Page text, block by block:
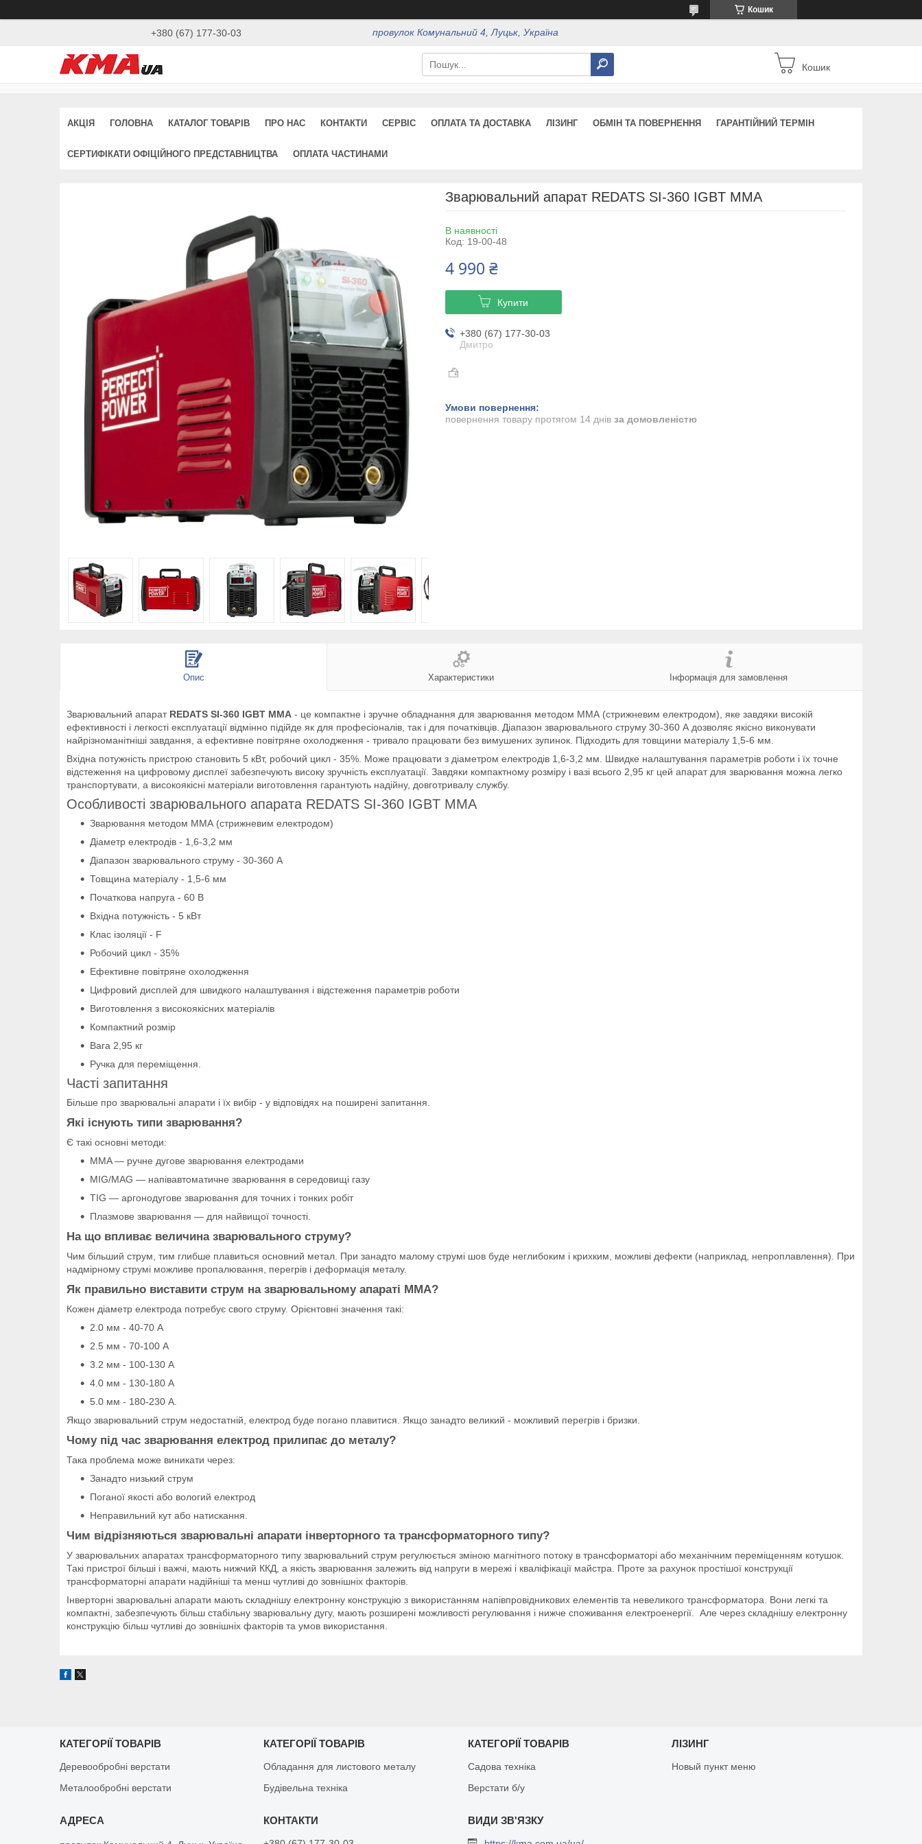
Кошик
+380 (67) 177-30-03 провулок Комунальний 4, Луцьк, Україна
Кошик
АКЦІЯ ГОЛОВНА КАТАЛОГ ТОВАРІВ ПРО НАС КОНТАКТИ СЕРВІС ОПЛАТА ТА ДОСТАВКА ЛІЗИНГ ОБМІН ТА ПОВЕРНЕННЯ ГАРАНТІЙНИЙ ТЕРМІН
СЕРТИФІКАТИ ОФІЦІЙНОГО ПРЕДСТАВНИЦТВА ОПЛАТА ЧАСТИНАМИ
Зварювальний апарат REDATS SI-360 IGBT ММА
В наявності
Код: 19-00-48
4 990 ₴
Купити
+380 (67) 177-30-03
Дмитро
повернення товару протягом 14 днів за домовленістю
Опис Характеристики Інформація для замовлення
Зварювальний апарат REDATS SI-360 IGBT ММА - це компактне і зручне обладнання для зварювання методом ММА (стрижневим електродом), яке завдяки високій
ефективності і легкості експлуатації відмінно підійде як для професіоналів, так і для початківців. Діапазон зварювального струму 30-360 А дозволяє якісно виконувати
найрізноманітніші завдання, а ефективне повітряне охолодження - тривало працювати без вимушених зупинок. Підходить для товщини матеріалу 1,5-6 мм.
Вхідна потужність пристрою становить 5 кВт, робочий цикл - 35%. Може працювати з діаметром електродів 1,6-3,2 мм. Швидке налаштування параметрів роботи і їх точне
відстеження на цифровому дисплеї забезпечують високу зручність експлуатації. Завдяки компактному розміру і вазі всього 2,95 кг цей апарат для зварювання можна легко
транспортувати, а високоякісні матеріали виготовлення гарантують надійну, довготривалу службу.
Особливості зварювального апарата REDATS SI-360 IGBT ММА
Зварювання методом ММА (стрижневим електродом)
Діаметр електродів - 1,6-3,2 мм
Діапазон зварювального струму - 30-360 А
Товщина матеріалу - 1,5-6 мм
Початкова напруга - 60 В
Вхідна потужність - 5 кВт
Клас ізоляції - F
Робочий цикл - 35%
Ефективне повітряне охолодження
Цифровий дисплей для швидкого налаштування і відстеження параметрів роботи
Виготовлення з високоякісних матеріалів
Компактний розмір
Вага 2,95 кг
Ручка для переміщення.
Часті запитання
Більше про зварювальні апарати і їх вибір - у відповідях на поширені запитання.
Які існують типи зварювання?
Є такі основні методи:
MMA — ручне дугове зварювання електродами
MIG/MAG — напівавтоматичне зварювання в середовищі газу
TIG — аргонодугове зварювання для точних і тонких робіт
Плазмове зварювання — для найвищої точності.
На що впливає величина зварювального струму?
Чим більший струм, тим глибше плавиться основний метал. При занадто малому струмі шов буде неглибоким і крихким, можливі дефекти (наприклад, непроплавлення). При
надмірному струмі можливе пропалювання, перегрів і деформація металу.
Як правильно виставити струм на зварювальному апараті ММА?
Кожен діаметр електрода потребує свого струму. Орієнтовні значення такі:
2.0 мм - 40-70 А
2.5 мм - 70-100 А
3.2 мм - 100-130 А
4.0 мм - 130-180 А
5.0 мм - 180-230 А.
Якщо зварювальний струм недостатній, електрод буде погано плавитися. Якщо занадто великий - можливий перегрів і бризки.
Чому під час зварювання електрод прилипає до металу?
Така проблема може виникати через:
Занадто низький струм
Поганої якості або вологий електрод
Неправильний кут або натискання.
Чим відрізняються зварювальні апарати інверторного та трансформаторного типу?
У зварювальних апаратах трансформаторного типу зварювальний струм регулюється зміною магнітного потоку в трансформаторі або механічним переміщенням котушок.
Такі пристрої більші і важчі, мають нижчий ККД, а якість зварювання залежить від напруги в мережі і кваліфікації майстра. Проте за рахунок простішої конструкції
трансформаторні апарати надійніші та менш чутливі до зовнішніх факторів.
Інверторні зварювальні апарати мають складнішу електронну конструкцію з використанням напівпровідникових елементів та невеликого трансформатора. Вони легкі та
компактні, забезпечують більш стабільну зварювальну дугу, мають розширені можливості регулювання і нижче споживання електроенергії. Але через складнішу електронну
конструкцію більш чутливі до зовнішніх факторів та умов використання.
КАТЕГОРІЇ ТОВАРІВ
Деревообробні верстати
Металообробні верстати
КАТЕГОРІЇ ТОВАРІВ
Обладання для листового металу
Будівельна техніка
КАТЕГОРІЇ ТОВАРІВ
Садова техніка
Верстати б/у
ЛІЗИНГ
Новый пункт меню